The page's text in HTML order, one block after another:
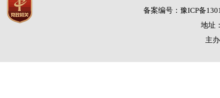
备案编号：豫ICP备
地址
主